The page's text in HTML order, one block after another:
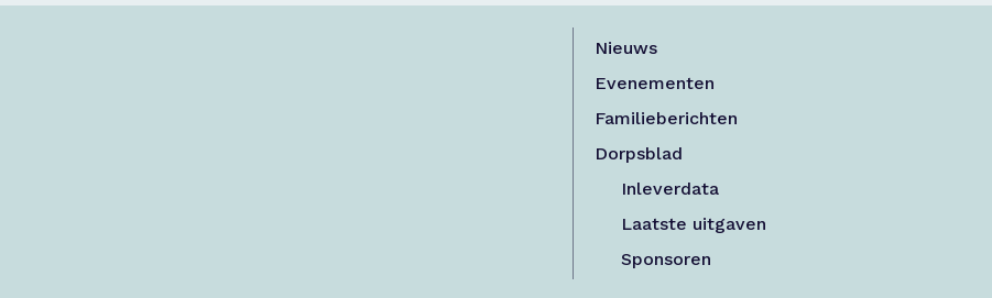
Nieuws
Evenementen
Familieberichten
Dorpsblad
Inleverdata
Laatste uitgaven
Sponsoren